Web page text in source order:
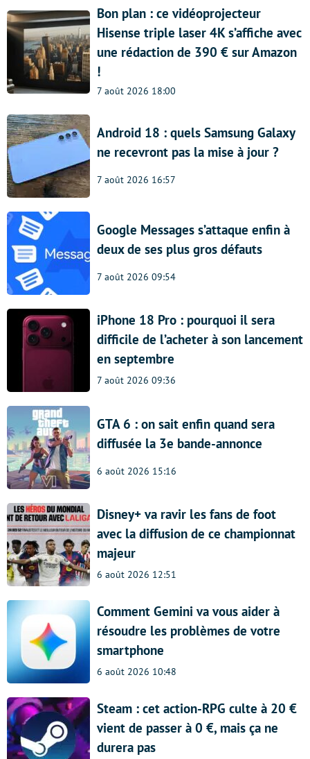
Bon plan : ce vidéoprojecteur
Hisense triple laser 4K s’affiche avec
une rédaction de 390 € sur Amazon
!
7 août 2026 18:00
Android 18 : quels Samsung Galaxy
ne recevront pas la mise à jour ?
7 août 2026 16:57
Google Messages s’attaque enfin à
deux de ses plus gros défauts
7 août 2026 09:54
iPhone 18 Pro : pourquoi il sera
difficile de l’acheter à son lancement
en septembre
7 août 2026 09:36
GTA 6 : on sait enfin quand sera
diffusée la 3e bande-annonce
6 août 2026 15:16
Disney+ va ravir les fans de foot
avec la diffusion de ce championnat
majeur
6 août 2026 12:51
Comment Gemini va vous aider à
résoudre les problèmes de votre
smartphone
6 août 2026 10:48
Steam : cet action-RPG culte à 20 €
vient de passer à 0 €, mais ça ne
durera pas